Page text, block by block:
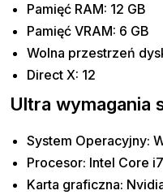
Pamięć RAM: 12 GB
Pamięć VRAM: 6 GB
Wolna przestrzeń
Direct X: 12
Ultra wymagania
System Operacyjny:
Procesor: Intel Core
Karta graficzna: